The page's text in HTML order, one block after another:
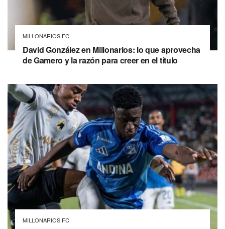
MILLONARIOS FC
David González en Millonarios: lo que aprovecha
de Gamero y la razón para creer en el título
MILLONARIOS FC